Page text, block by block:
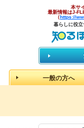
本サ
最新情報はJ-
（https://
暮らしに役
一般の方へ